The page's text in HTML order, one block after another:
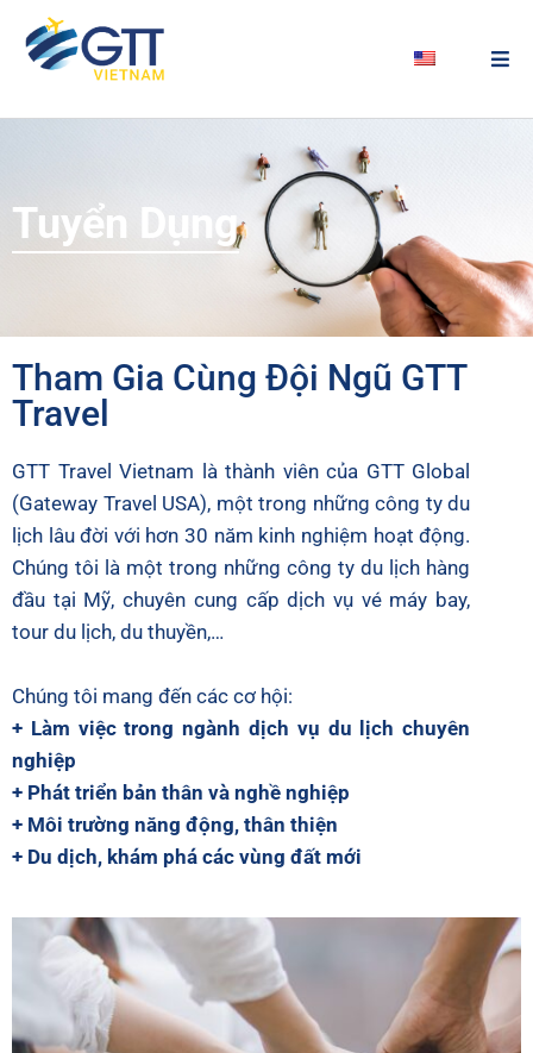
Tuyển Dụng
Tham Gia Cùng Đội Ngũ GTT
Travel
GTT Travel Vietnam là thành viên của GTT Global
(Gateway Travel USA), một trong những công ty du
lịch lâu đời với hơn 30 năm kinh nghiệm hoạt động.
Chúng tôi là một trong những công ty du lịch hàng
đầu tại Mỹ, chuyên cung cấp dịch vụ vé máy bay,
tour du lịch, du thuyền,…
Chúng tôi mang đến các cơ hội:
+ Làm việc trong ngành dịch vụ du lịch chuyên
nghiệp
+ Phát triển bản thân và nghề nghiệp
+ Môi trường năng động, thân thiện
+ Du dịch, khám phá các vùng đất mới